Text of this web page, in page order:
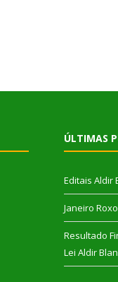
ÚLTIMAS
Editais Aldir
Janeiro
Resultado
Lei Aldir